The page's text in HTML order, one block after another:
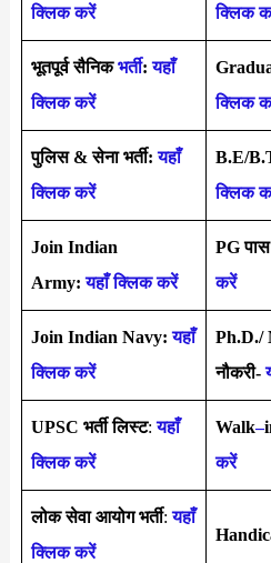
क्लिक करें
क्लिक
भूतपूर्व सैनिकभर्ती: यहाँ
क्लिक करें
क्लिक
पुलिस & सेना भर्ती: यहाँ
क्लिक करें
B.E/
क्लिक
Join Indian
Army:यहाँ क्लिक करें
PG
करें
Join Indian Navy:यहाँ
क्लिक करें
Ph.D./
नौकरी-
UPSC भर्ती लिस्ट:यहाँ
क्लिक करें
Walk–
करें
लोक सेवा आयोग भर्ती:यहाँ
क्लिक करें